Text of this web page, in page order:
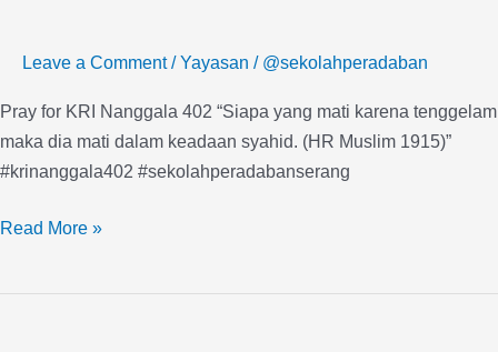
Leave a Comment /Yayasan / @sekolahperadaban
Pray for KRI Nanggala 402 “Siapa yang mati karena tenggelam
maka dia mati dalam keadaan syahid. (HR Muslim 1915)”
#krinanggala402 #sekolahperadabanserang
Read More »